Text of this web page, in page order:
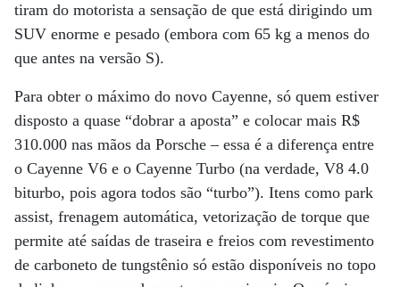
tiram do motorista a sensação de que está dirigindo um
SUV enorme e pesado (embora com 65 kg a menos do
que antes na versão S).
Para obter o máximo do novo Cayenne, só quem estiver
disposto a quase “dobrar a aposta” e colocar mais R$
310.000 nas mãos da Porsche – essa é a diferença entre
o Cayenne V6 e o Cayenne Turbo (na verdade, V8 4.0
biturbo, pois agora todos são “turbo”). Itens como park
assist, frenagem automática, vetorização de torque que
permite até saídas de traseira e freios com revestimento
de carboneto de tungstênio só estão disponíveis no topo